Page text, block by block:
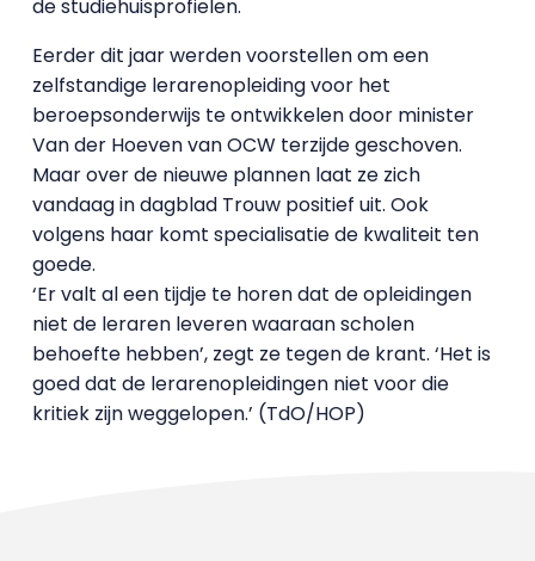
de studiehuisprofielen.
Eerder dit jaar werden voorstellen om een
zelfstandige lerarenopleiding voor het
beroepsonderwijs te ontwikkelen door minister
Van der Hoeven van OCW terzijde geschoven.
Maar over de nieuwe plannen laat ze zich
vandaag in dagblad Trouw positief uit. Ook
volgens haar komt specialisatie de kwaliteit ten
goede.
‘Er valt al een tijdje te horen dat de opleidingen
niet de leraren leveren waaraan scholen
behoefte hebben’, zegt ze tegen de krant. ‘Het is
goed dat de lerarenopleidingen niet voor die
kritiek zijn weggelopen.’ (TdO/HOP)